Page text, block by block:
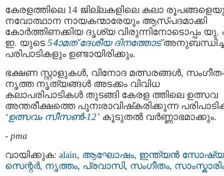
കേരളത്തിലെ 14 ജില്ലകളിലെ കലാ
നവോത്ഥാന നായകന്മാരേയും ആസ്പദമാക്കി
കോർത്തിണക്കിയ ദൃശ്യ വിരുന്നിനോടൊപ്പം യു.
ഇ. യുടെ54ാമത് ദേശീയ ദിനത്തോട്
പരിപാടികളും ഉണ്ടായിരിക്കും.
ഭക്ഷണ സ്റ്റാളുകൾ, വിനോദ മത്സരങ്ങൾ, സംഗീത-
നൃത്ത നൃത്യങ്ങൾ അടക്കം വിവിധ
കലാപരിപാടികൾ തുടങ്ങി കേരള ത്തിലെ ഉത്സവ
അന്തരീക്ഷത്തെ പുനഃരാവിഷ്‌കരിക്കുന്ന
‘ഉത്സവം സീസൺ-12’ കൂടുതൽ വർണ്ണാഭമാക്കും.
- pma
വായിക്കുക: alain, ആഘോഷം, ഇന്ത്യന്‍
സെന്റര്‍, നൃത്തം, പ്രവാസി, സംഗീതം,